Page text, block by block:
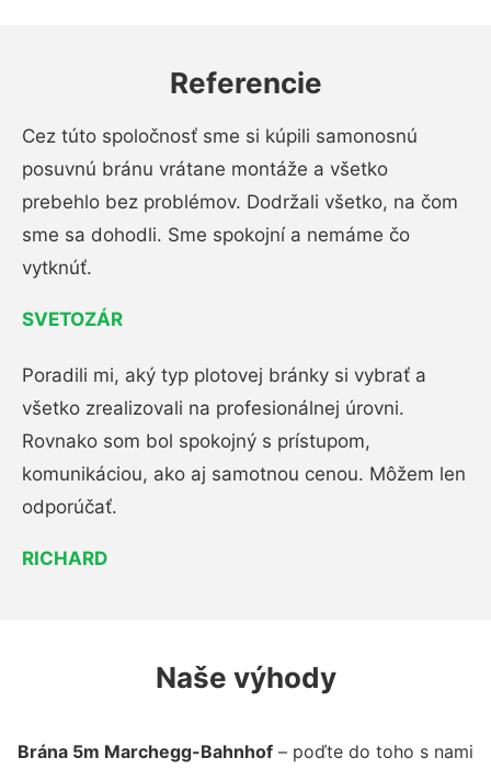
Referencie
Cez túto spoločnosť sme si kúpili samonosnú
posuvnú bránu vrátane montáže a všetko
prebehlo bez problémov. Dodržali všetko, na čom
sme sa dohodli. Sme spokojní a nemáme čo
vytknúť.
SVETOZÁR
Poradili mi, aký typ plotovej bránky si vybrať a
všetko zrealizovali na profesionálnej úrovni.
Rovnako som bol spokojný s prístupom,
komunikáciou, ako aj samotnou cenou. Môžem len
odporúčať.
RICHARD
Naše výhody
Brána 5m Marchegg-Bahnhof – poďte do toho s nami